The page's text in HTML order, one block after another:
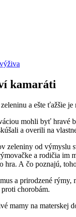
výživa
kamaráti
a ešte ťažšie
mohli byť hravé
a overili na
zeleniny od výmyslu
a rodičia im
hra. A čo poznajú,
a prirodzené
chorobám.
mamy na materskej